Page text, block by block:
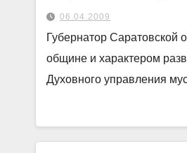
06.04.2009
Губернатор Саратовской
общине и характером
Духовного управления